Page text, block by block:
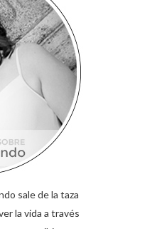
sale de la taza
la vida a través